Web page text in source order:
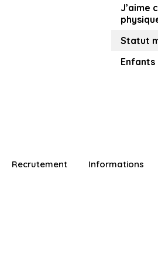
J’aime
Statut
Enfants
Recrutement Informations